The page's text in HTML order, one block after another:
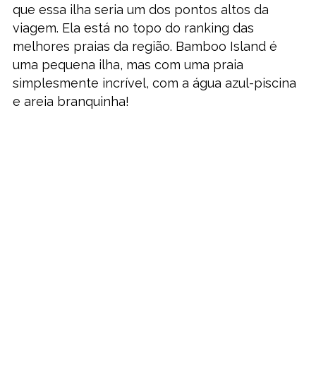
que essa ilha seria um dos pontos altos da
viagem. Ela está no topo do ranking das
melhores praias da região. Bamboo Island é
uma pequena ilha, mas com uma praia
simplesmente incrível, com a água azul-piscina
e areia branquinha!